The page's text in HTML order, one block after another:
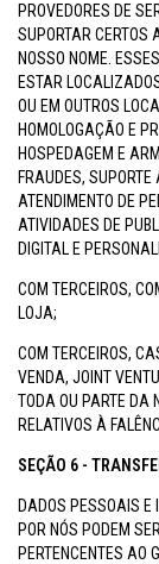
PROVEDORES DE
SUPORTAR CERTOS
NOSSO NOME.
ESTAR
OU EM OUTROS
HOMOLOGAÇÃO E
HOSPEDAGEM E
FRAUDES,
ATENDIMENTO DE
ATIVIDADES DE
DIGITAL E
COM TERCEIROS,
LOJA;
COM TERCEIROS,
VENDA, JOINT
TODA OU PARTE DA
RELATIVOS À
SEÇÃO 6 -
DADOS PESSOAIS E
POR NÓS PODEM
PERTENCENTES AO